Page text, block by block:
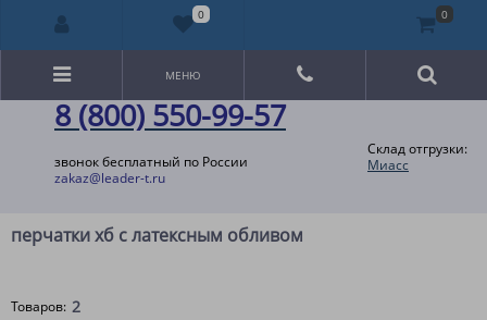
8 (800) 550-99-57
звонок бесплатный по России
zakaz@leader-t.ru
Склад отгрузки:
Миасс
МЕНЮ
перчатки хб с латексным обливом
Товаров: 2
0 0